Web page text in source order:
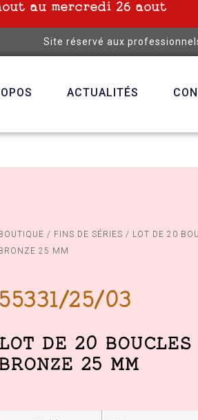
au mercredi 26 aout
Site réservé aux
ACTUALITÉS
/ FINS DE SÉRIES / LOT DE 20
25 MM
55331/25/03
DE 20 BOUCLES
BRONZE 25 MM